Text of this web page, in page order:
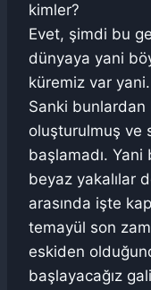
kimler?
Evet, şimdi bu
dünyaya yani
küremiz var
Sanki
oluşturulmuş ve
başlamadı.
beyaz yakalılar
arasında işte
temayül son
eskiden
başlayacağız